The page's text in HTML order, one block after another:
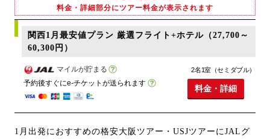
料金・詳細部分にツアー料金が表示されます
関西1月最安値プラン 厳選フライト+ホテル（27,700～
60,300円）
マイルが貯まる
予約後すぐにe-チケットが送られます
2名1室（セミダブル）
料金・詳細
1月出発におすすめの格安大阪ツアー・USJツアーにJALグ